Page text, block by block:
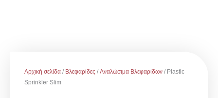
Αρχική σελίδα / Βλεφαρίδες /Αναλώσιμα Βλεφαρίδων / Plastic
Sprinkler Slim